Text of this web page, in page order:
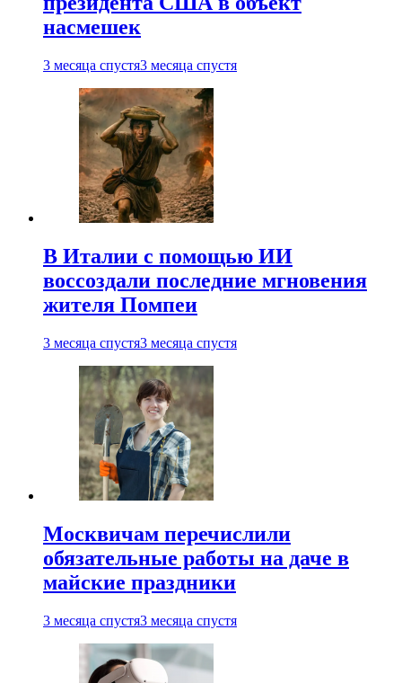
насмешек
3 месяца спустя3 месяца спустя
В Италии с помощью ИИ
воссоздали последние мгновения
жителя Помпеи
3 месяца спустя3 месяца спустя
Москвичам перечислили
обязательные работы на даче в
майские праздники
3 месяца спустя3 месяца спустя